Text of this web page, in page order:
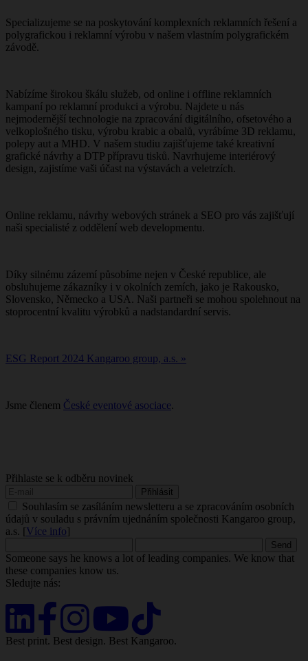
Specializujeme se na poskytování komplexních reklamních řešení a
polygrafickou i reklamní výrobu v našem vlastním polygrafickém
závodě.
Nabízíme širokou škálu služeb, od online i offline reklamních
kampaní po reklamní produkci a výrobu. Najdete u nás
nejmodernější technologie na zpracování digitálního, ofsetového a
velkoplošného tisku, výrobu krabic a obalů, vyrábíme 3D reklamu,
polepy aut a MHD. V našem studiu zajišťujeme také kreativní
grafické návrhy a DTP přípravu tisků. Navrhujeme interiérový
design, zajistíme vaši účast na výstavách a veletrzích.
Online reklamu, návrhy webových stránek a SEO pro vás zajišťují
naši specialisté z oddělení web developmentu.
Díky silnému zázemí působíme nejen v České republice, ale
obsluhujeme zákazníky i v okolních zemích, jako je Rakousko,
Slovensko, Německo a USA. Naši partneři se mohou spolehnout na
stoprocentní kvalitu výrobků a nadstandardní servis.
ESG Report 2024 Kangaroo group, a.s. »
Jsme členem České eventové asociace.
Přihlaste se k odběru novinek
Souhlasím se zasíláním newsletteru a se zpracováním osobních
údajů v souladu s právním ujednáním společnosti Kangaroo group,
a.s. [Více info]
Someone says he knows a lot of leading companies. We know that
these companies know us.
Sledujte nás:
Best print. Best design. Best Kangaroo.